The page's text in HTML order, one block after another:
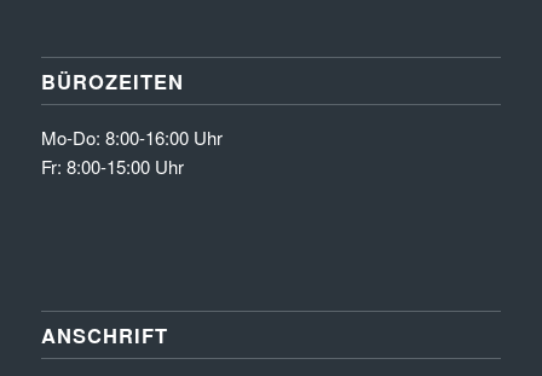
BÜROZEITEN
Mo-Do: 8:00-16:00 Uhr
Fr: 8:00-15:00 Uhr
ANSCHRIFT